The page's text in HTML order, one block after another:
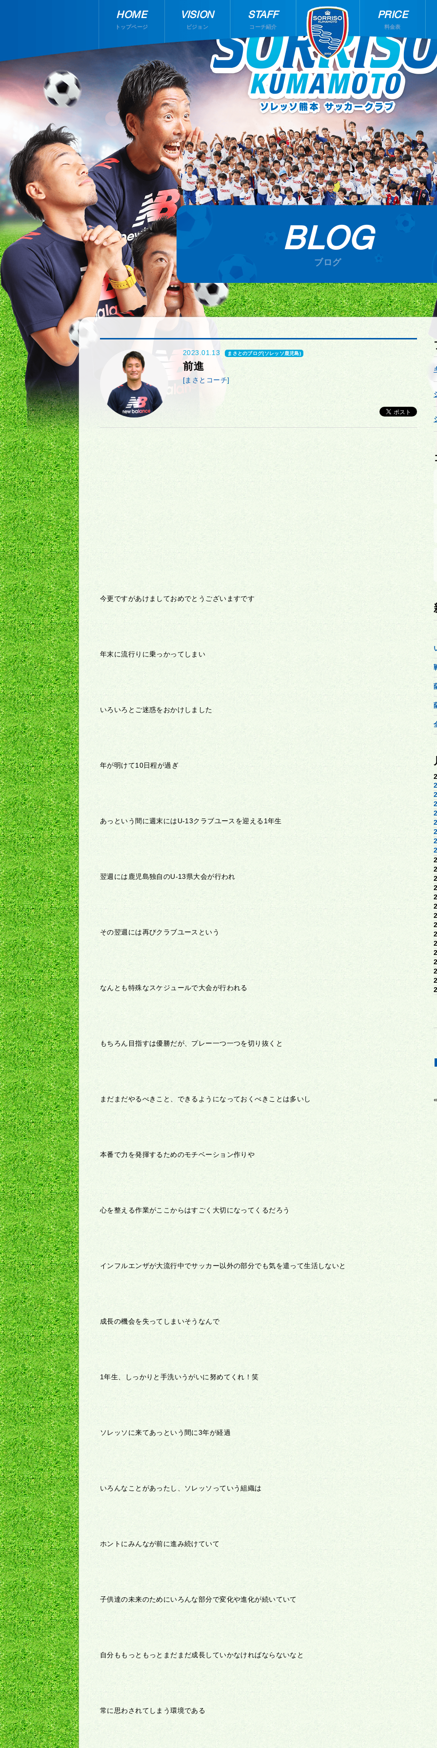
HOME
トップページ
VISION
ビジョン
STAFF
コーチ紹介
PRICE
料金表
BLOG
ブログ
2023.01.13 まさとのブログ(ソレッソ鹿児島)
前進
[まさとコーチ]
今更ですがあけましておめでとうございますです
年末に流行りに乗っかってしまい
いろいろとご迷惑をおかけしました
年が明けて10日程が過ぎ
あっという間に週末にはU-13クラブユースを迎える1年生
翌週には鹿児島独自のU-13県大会が行われ
その翌週には再びクラブユースという
なんとも特殊なスケジュールで大会が行われる
もちろん目指すは優勝だが、プレー一つ一つを切り抜くと
まだまだやるべきこと、できるようになっておくべきことは多いし
本番で力を発揮するためのモチベーション作りや
心を整える作業がここからはすごく大切になってくるだろう
インフルエンザが大流行中でサッカー以外の部分でも気を遣って生活しないと
成長の機会を失ってしまいそうなんで
1年生、しっかりと手洗いうがいに努めてくれ！笑
ソレッソに来てあっという間に3年が経過
いろんなことがあったし、ソレッソっていう組織は
ホントにみんなが前に進み続けていて
子供達の未来のためにいろんな部分で変化や進化が続いていて
自分ももっともっとまだまだ成長していかなければならないなと
常に思わされてしまう環境である